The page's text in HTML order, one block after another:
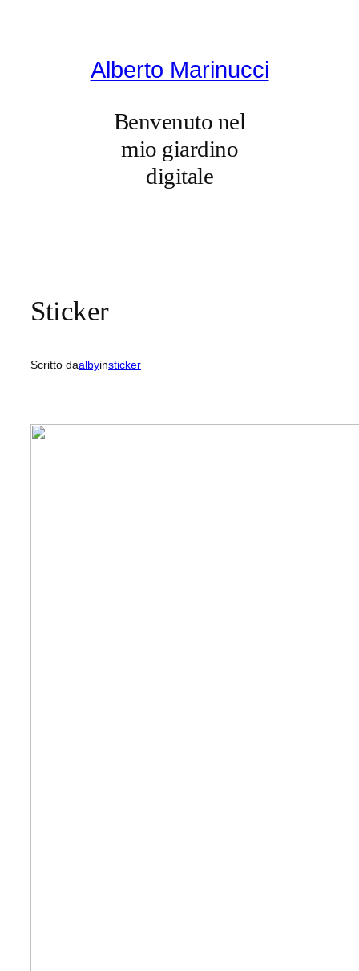
Alberto Marinucci
Benvenuto nel
mio giardino
digitale
Sticker
Scritto daalbyinsticker